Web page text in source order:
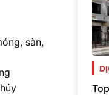
sàn,